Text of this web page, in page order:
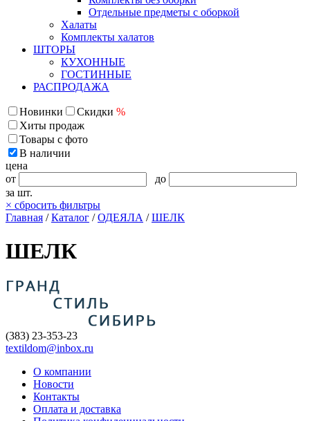
Отдельные предметы с оборкой
Халаты
Комплекты халатов
ШТОРЫ
КУХОННЫЕ
ГОСТИННЫЕ
РАСПРОДАЖА
Новинки Скидки %
Хиты продаж
Товары с фото
В наличии
цена
от
до
за шт.
× сбросить фильтры
Главная /Каталог /ОДЕЯЛА /ШЕЛК
ШЕЛК
(383) 23-353-23
textildom@inbox.ru
О компании
Новости
Контакты
Оплата и доставка